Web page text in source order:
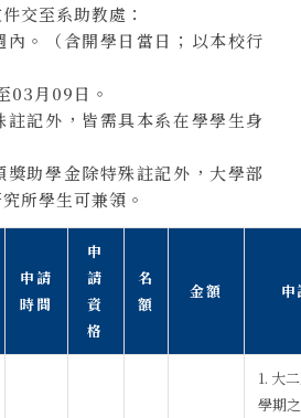
交至系助教處：
內。（含開學日當日；以本校行
03月09日。
註記外，皆需具本系在學學生身
獎助學金除特殊註記外，大學部
所學生可兼領。
申請
時間
申
請
資
格
名
額
金額
1. 大
學期